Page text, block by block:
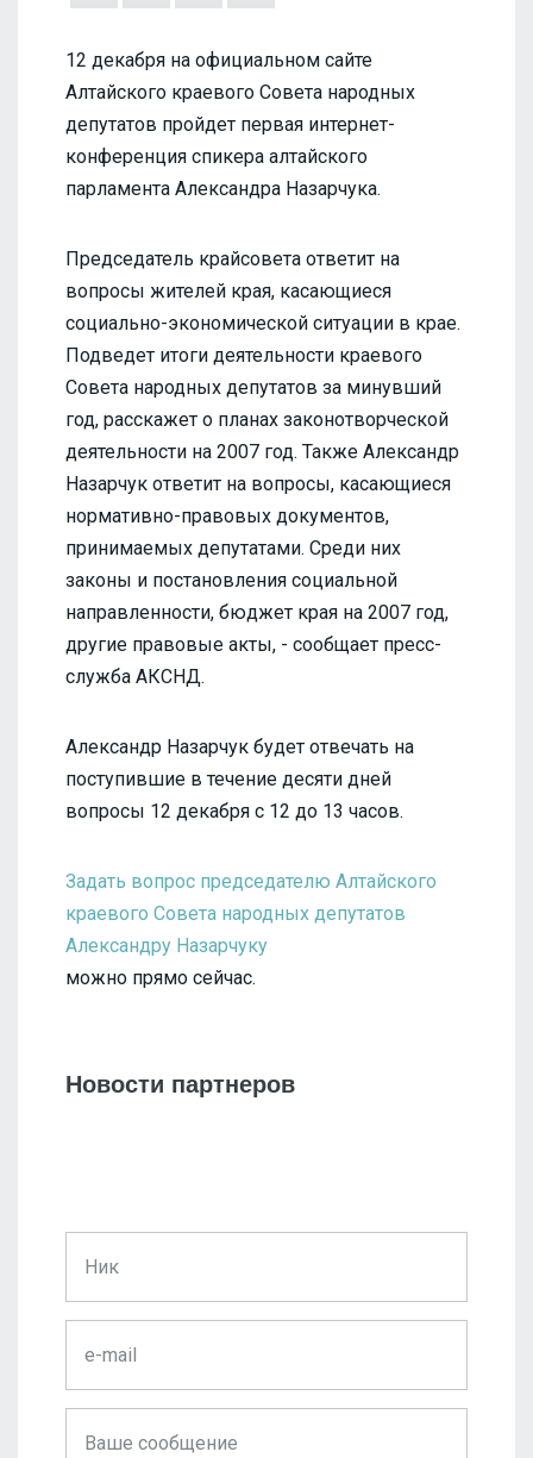
12 декабря на официальном сайте
Алтайского краевого Совета народных
депутатов пройдет первая интернет-
конференция спикера алтайского
парламента Александра Назарчука.
Председатель крайсовета ответит на
вопросы жителей края, касающиеся
социально-экономической ситуации в крае.
Подведет итоги деятельности краевого
Совета народных депутатов за минувший
год, расскажет о планах законотворческой
деятельности на 2007 год. Также Александр
Назарчук ответит на вопросы, касающиеся
нормативно-правовых документов,
принимаемых депутатами. Среди них
законы и постановления социальной
направленности, бюджет края на 2007 год,
другие правовые акты, - сообщает пресс-
служба АКСНД.
Александр Назарчук будет отвечать на
поступившие в течение десяти дней
вопросы 12 декабря с 12 до 13 часов.
Задать вопрос председателю Алтайского
краевого Совета народных депутатов
Александру Назарчуку
можно прямо сейчас.
Новости партнеров